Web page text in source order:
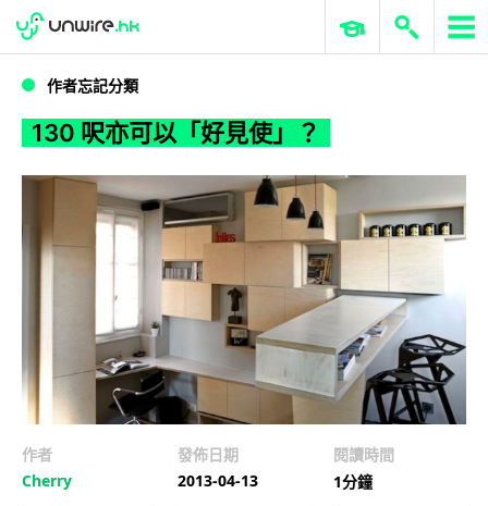
130 呎亦可以「好見使」？
WWDC 2026 ERP 與商業 AI
作者忘記分類
130 呎亦可以「好見使」？
作者
Cherry
發佈日期
2013-04-13
閱讀時間
1分鐘